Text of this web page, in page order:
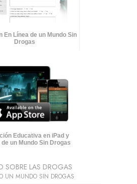
En Línea de un Mundo Sin
Drogas
Educativa en iPad y
de un Mundo Sin Drogas
SOBRE LAS DROGAS
UN MUNDO SIN DROGAS